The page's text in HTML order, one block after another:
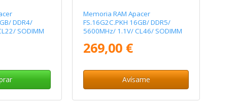
DDR4/
SODIMM
Memoria RAM Apacer
FS.16G2C.PKH 16GB/ DDR5/
5600MHz/ 1.1V/ CL46/ SODIMM
269,00 €
Avísame